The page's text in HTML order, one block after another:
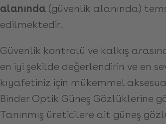
alanında (güvenlik alanında)
edilmektedir.
Güvenlik kontrolü ve kalkış
en iyi şekilde değerlendirin ve en
kıyafetiniz için mükemmel
Binder Optik Güneş Gözlüklerine
Tanınmış üreticilere ait güneş